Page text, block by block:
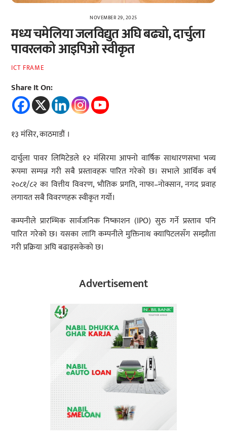
NOVEMBER 29, 2025
मध्य चमेलिया जलविद्युत अघि बढ्यो, दार्चुला
पावरलको आइपिओ स्वीकृत
ICT FRAME
Share It On:
१३ मंसिर, काठमाडौं ।
दार्चुला पावर लिमिटेडले १२ मंसिरमा आफ्नो वार्षिक साधारणसभा भव्य
रूपमा सम्पन्न गरी सबै प्रस्तावहरू पारित गरेको छ। सभाले आर्थिक वर्ष
२०८१/८२ का वित्तीय विवरण, भौतिक प्रगति, नाफा–नोक्सान, नगद प्रवाह
लगायत सबै विवरणहरू स्वीकृत गर्यो।
कम्पनीले प्रारम्भिक सार्वजनिक निष्काशन (IPO) सुरु गर्ने प्रस्ताव पनि
पारित गरेको छ। यसका लागि कम्पनीले मुक्तिनाथ क्यापिटलसँग सम्झौता
गरी प्रक्रिया अघि बढाइसकेको छ।
Advertisement